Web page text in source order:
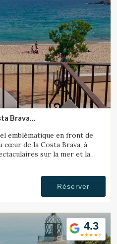
Brava
emblématique en front de
cœur de la Costa Brava, à
sur la mer et la
Réserver
4.3